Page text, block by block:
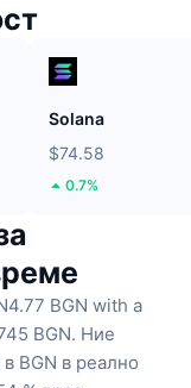
Solana
$74.58
0.7%
BGN with a
BGN. Ние
BGN в реално